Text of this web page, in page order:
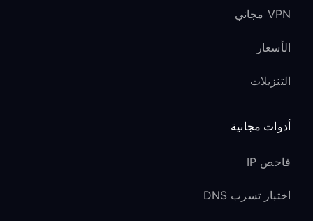
VPN مجاني
الأسعار
التنزيلات
أدوات مجانية
فاحص IP
اختبار تسرب DNS